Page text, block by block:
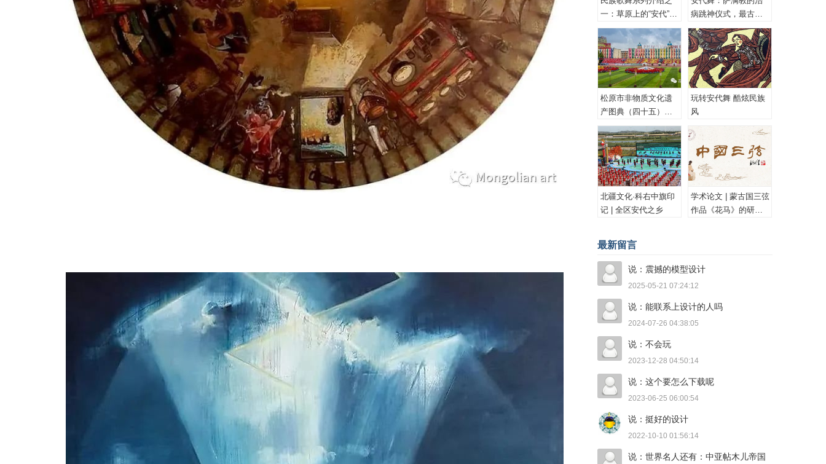
一：草原上的“安代”和
安代舞
病跳神仪式，最古老
的心理治疗！
松原市非物质文化遗
产图典（四十五）蒙
古族安代舞
玩转安代舞 酷炫民族
风
北疆文化·科右中旗印
记 | 全区安代之乡
学术论文 | 蒙古国三弦
作品《花马》的研究
最新留言
说：震撼的模型设计
2025-05-21 07:24:12
说：能联系上设计的人吗
2024-07-26 04:38:05
说：不会玩
2023-12-28 04:50:14
说：这个要怎么下载呢
2023-06-25 06:00:54
说：挺好的设计
2022-10-10 01:56:14
说：世界名人还有：中亚帖木儿帝国